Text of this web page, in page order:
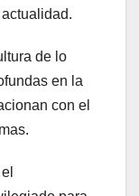
de lo
en la
con el